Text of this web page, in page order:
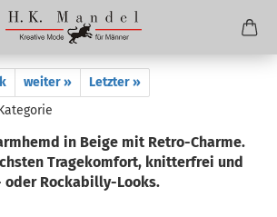
weiter »
Letzter »
in Beige mit Retro-Charme.
Tragekomfort, knitterfrei und
Rockabilly-Looks.